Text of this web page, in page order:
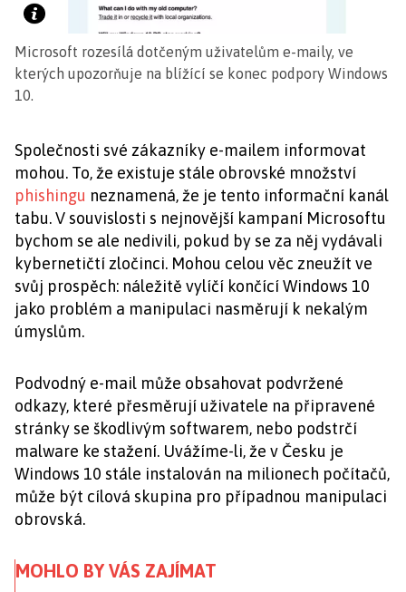
Microsoft rozesílá dotčeným uživatelům e-maily, ve
kterých upozorňuje na blížící se konec podpory Windows
10.
Společnosti své zákazníky e-mailem informovat
mohou. To, že existuje stále obrovské množství
phishingu neznamená, že je tento informační kanál
tabu. V souvislosti s nejnovější kampaní Microsoftu
bychom se ale nedivili, pokud by se za něj vydávali
kybernetičtí zločinci. Mohou celou věc zneužít ve
svůj prospěch: náležitě vylíčí končící Windows 10
jako problém a manipulaci nasměrují k nekalým
úmyslům.
Podvodný e-mail může obsahovat podvržené
odkazy, které přesměrují uživatele na připravené
stránky se škodlivým softwarem, nebo podstrčí
malware ke stažení. Uvážíme-li, že v Česku je
Windows 10 stále instalován na milionech počítačů,
může být cílová skupina pro případnou manipulaci
obrovská.
MOHLO BY VÁS ZAJÍMAT